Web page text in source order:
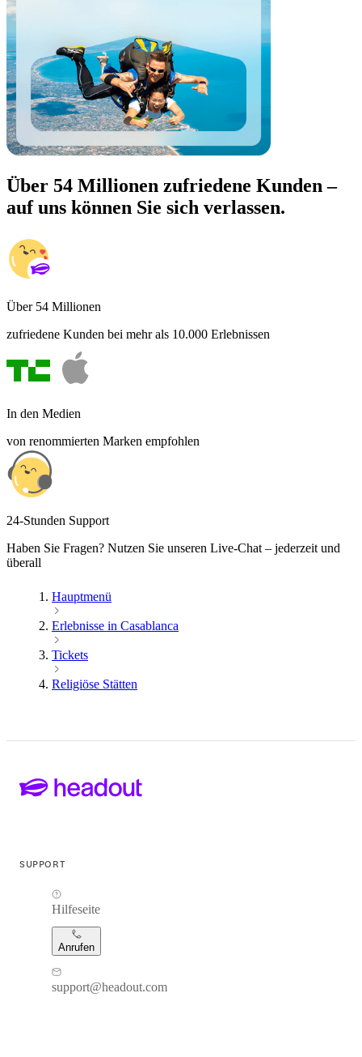
Über 54 Millionen zufriedene Kunden –
auf uns können Sie sich verlassen.
Über 54 Millionen
zufriedene Kunden bei mehr als 10.000 Erlebnissen
In den Medien
von renommierten Marken empfohlen
24-Stunden Support
Haben Sie Fragen? Nutzen Sie unseren Live-Chat – jederzeit und
überall
Hauptmenü
Erlebnisse in Casablanca
Tickets
Religiöse Stätten
SUPPORT
Hilfeseite
Anrufen
support@headout.com